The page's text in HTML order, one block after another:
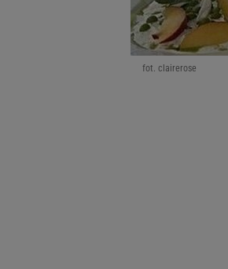
fot. clairerose